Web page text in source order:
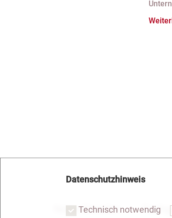
bei
Notar Dresden
Datenschutzhinweis
Technisch notwendig